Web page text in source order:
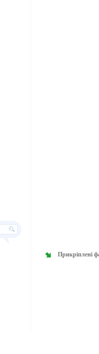
Прикріплені